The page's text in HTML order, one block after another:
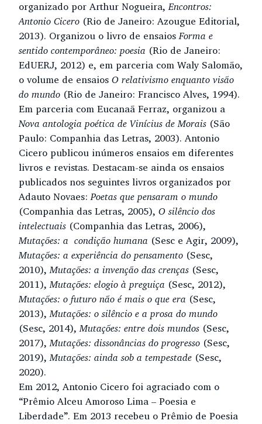
organizado por Arthur Nogueira,Encontros:
Antonio Cicero (Rio de Janeiro: Azougue Editorial,
2013). Organizou o livro de ensaiosForma e
sentido contemporâneo: poesia (Rio de Janeiro:
EdUERJ, 2012) e, em parceria com Waly Salomão,
o volume de ensaios O relativismo enquanto visão
do mundo (Rio de Janeiro: Francisco Alves, 1994).
Em parceria com Eucanaã Ferraz, organizou a
Nova antologia poética de Vinícius de Morais (São
Paulo: Companhia das Letras, 2003). Antonio
Cicero publicou inúmeros ensaios em diferentes
livros e revistas. Destacam-se ainda os ensaios
publicados nos seguintes livros organizados por
Adauto Novaes:Poetas que pensaram o mundo
(Companhia das Letras, 2005), O silêncio dos
intelectuais (Companhia das Letras, 2006),
Mutações: a condição humana (Sesc e Agir, 2009),
Mutações: a experiência do pensamento (Sesc,
2010), Mutações: a invenção das crenças (Sesc,
2011),Mutações: elogio à preguiça (Sesc, 2012),
Mutações: o futuro não é mais o que era (Sesc,
2013),Mutações: o silêncio e a prosa do mundo
(Sesc, 2014),Mutações: entre dois mundos (Sesc,
2017),Mutações: dissonâncias do progresso (Sesc,
2019),Mutações: ainda sob a tempestade (Sesc,
2020).
Em 2012, Antonio Cicero foi agraciado com o
“Prêmio Alceu Amoroso Lima – Poesia e
Liberdade”. Em 2013 recebeu o Prêmio de Poesia